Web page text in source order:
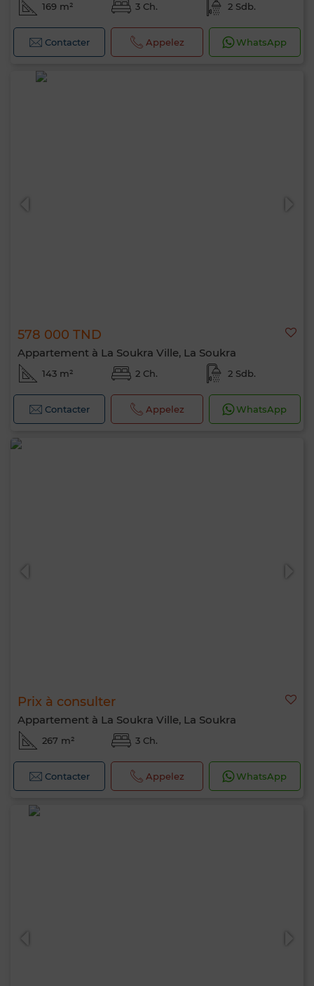
169 m² 3 Ch. 2 Sdb.
Contacter Appelez WhatsApp
578 000 TND
Appartement à La Soukra Ville, La Soukra
143 m² 2 Ch. 2 Sdb.
Contacter Appelez WhatsApp
Prix à consulter
Appartement à La Soukra Ville, La Soukra
267 m² 3 Ch.
Contacter Appelez WhatsApp